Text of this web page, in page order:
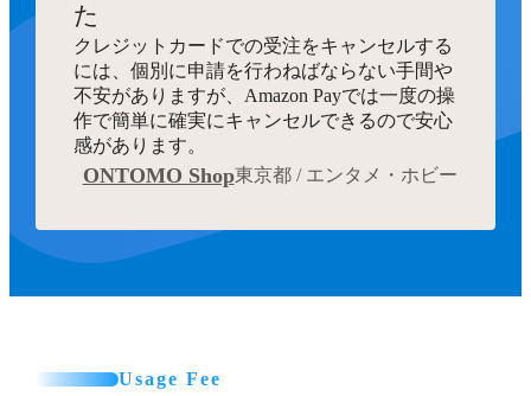
た
クレジットカードでの受注をキャンセルする
には、個別に申請を行わねばならない手間や
不安がありますが、Amazon Payでは一度の操
作で簡単に確実にキャンセルできるので安心
感があります。
ONTOMO Shop東京都 / エンタメ・ホビー
Usage Fee